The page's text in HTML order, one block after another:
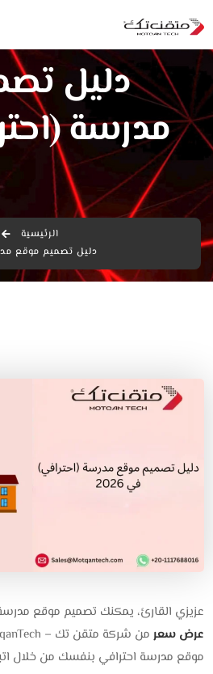
دليل
مدرسة
الرئيسية
دليل تصميم موقع
عزيزي القارئ، يمكنك تصميم موقع
عرض سعر
موقع مدرسة احترافي بنفسك من خلال